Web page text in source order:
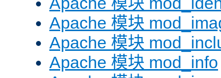
Apache 模块
Apache 模块
Apache 模块 mod_info